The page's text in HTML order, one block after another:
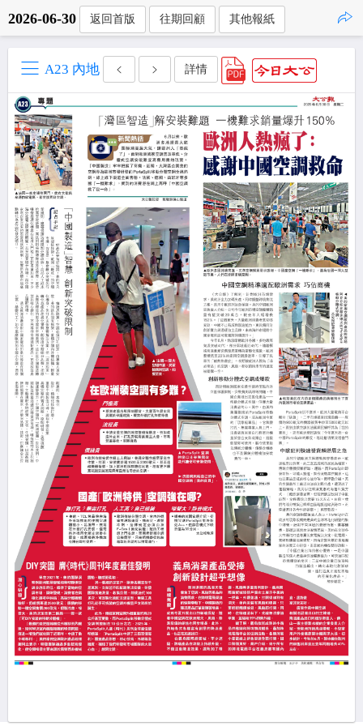
2026-06-30 返回首版 往期回顧 其他報紙
A23 內地 詳情